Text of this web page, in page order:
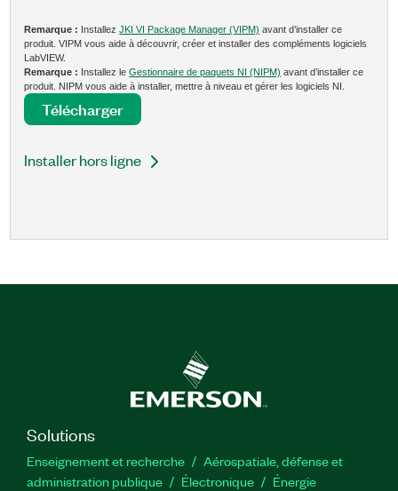
Remarque : InstallezJKI VI Package Manager (VIPM) avant d’installer ce
produit. VIPM vous aide à découvrir, créer et installer des compléments logiciels
LabVIEW.
Remarque : Installez leGestionnaire de paquets NI (NIPM) avant d’installer ce
produit. NIPM vous aide à installer, mettre à niveau et gérer les logiciels NI.
Télécharger
Installer hors ligne
Solutions
Enseignement et recherche
Aérospatiale, défense et
administration publique
Électronique
Énergie​